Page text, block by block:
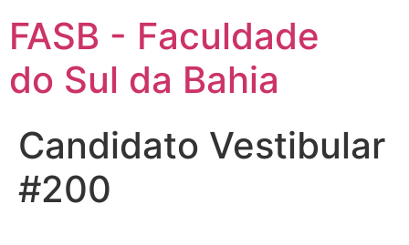
FASB - Faculdade
do Sul da Bahia
Candidato Vestibular
#200